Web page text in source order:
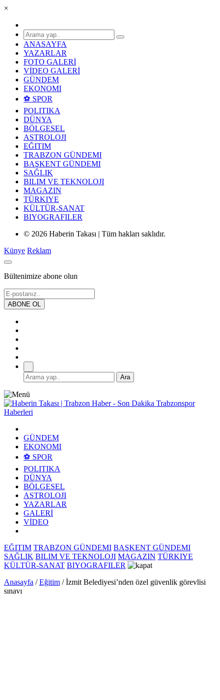
×
ANASAYFA
YAZARLAR
FOTO GALERİ
VİDEO GALERİ
GÜNDEM
EKONOMI
⚽ SPOR
POLITIKA
DÜNYA
BÖLGESEL
ASTROLOJI
EĞITIM
TRABZON GÜNDEMI
BAŞKENT GÜNDEMI
SAĞLIK
BILIM VE TEKNOLOJI
MAGAZIN
TÜRKIYE
KÜLTÜR-SANAT
BIYOGRAFILER
© 2026 Haberin Takası | Tüm hakları saklıdır.
Künye Reklam
Bültenimize abone olun
GÜNDEM
EKONOMI
⚽ SPOR
POLITIKA
DÜNYA
BÖLGESEL
ASTROLOJI
YAZARLAR
GALERİ
VİDEO
EĞITIM TRABZON GÜNDEMI BAŞKENT GÜNDEMI
SAĞLIK BILIM VE TEKNOLOJI MAGAZIN TÜRKIYE
KÜLTÜR-SANAT BIYOGRAFILER
Anasayfa /Eğitim /İzmit Belediyesi’nden özel güvenlik görevlisi
sınavı